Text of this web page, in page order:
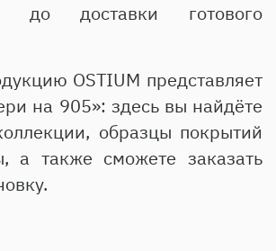
до доставки готового
OSTIUM представляет
на 905»: здесь вы найдёте
образцы покрытий
а также сможете заказать